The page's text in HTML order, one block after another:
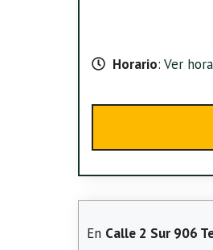
Horario: Ver
En Calle 2 Sur 906